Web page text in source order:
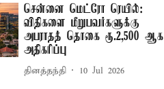
சென்னை மெட்ரோ ரெயில்:
விதிகளை மீறுபவர்களுக்கு
அபராதத் தொகை ரூ.2,500 ஆக
அதிகரிப்பு
தினத்தந்தி 10 Jul 2026